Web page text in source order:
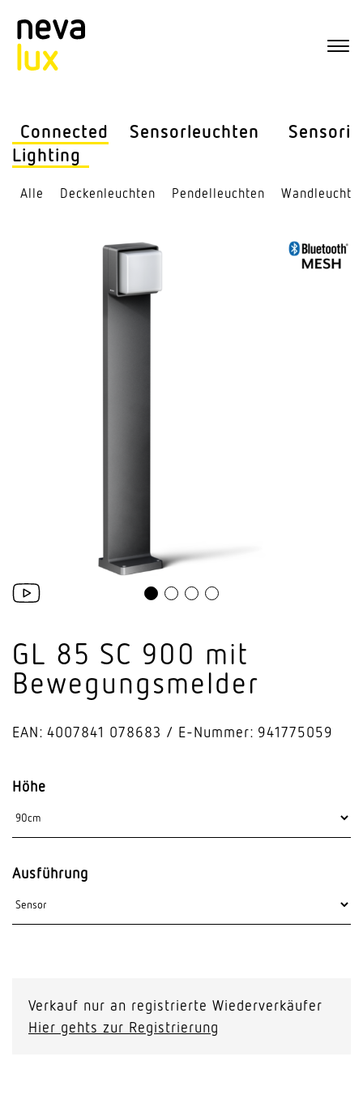
Connected
Lighting
Sensor­leuchten Sensorik
Alle Decken­leuchten Pendel­leuchten
GL 85 SC 900 mit
Bewegungsmelder
EAN: 4007841 078683 E-Nummer: 941775059
Höhe
Ausführung
Verkauf nur an registrierte Wiederverkäufer
Hier gehts zur Registrierung